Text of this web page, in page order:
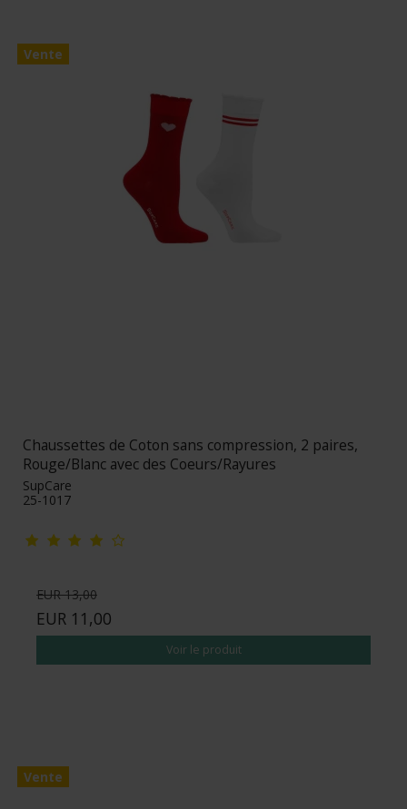
Vente
Chaussettes de Coton sans compression, 2 paires,
Rouge/Blanc avec des Coeurs/Rayures
SupCare
25-1017
EUR 13,00
EUR 11,00
Voir le produit
Vente